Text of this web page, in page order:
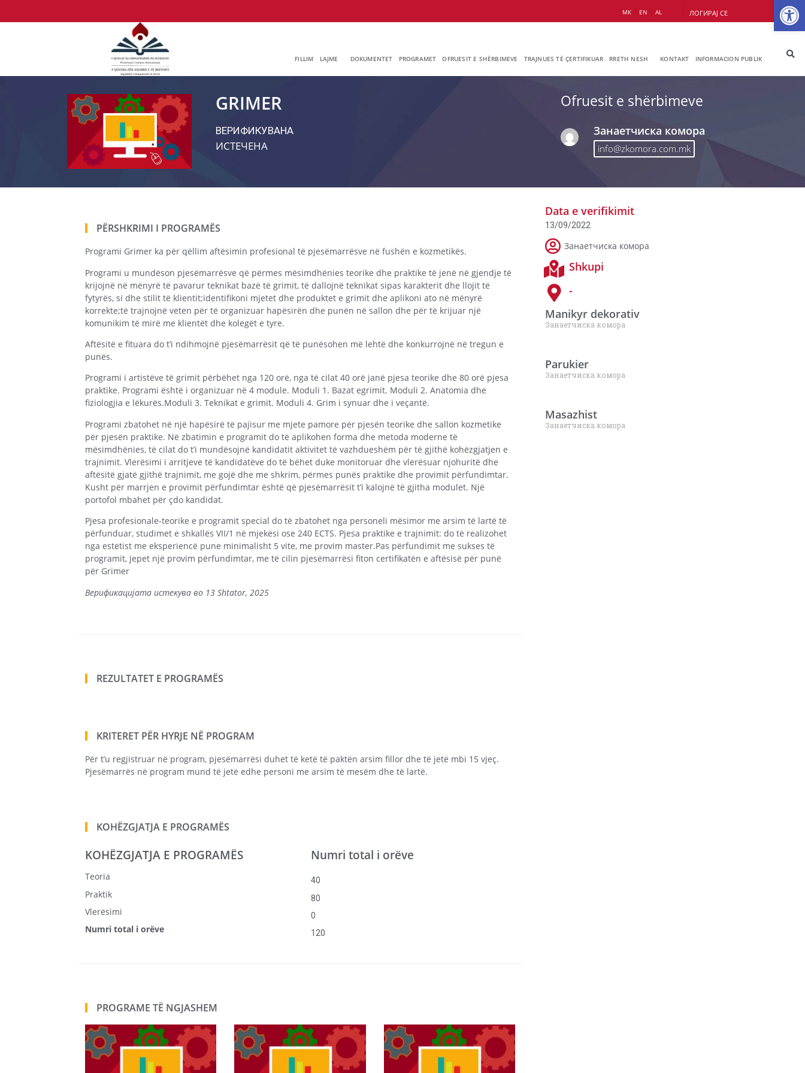
МК EN AL ЛОГИРАЈ СЕ
FILLIM LAJME DOKUMENTET PROGRAMET OFRUESIT E SHËRBIMEVE TRAJNUES TË ÇERTIFIKUAR RRETH NESH KONTAKT INFORMACION PUBLIK
GRIMER
ВЕРИФИКУВАНА
ИСТЕЧЕНА
Ofruesit e shërbimeve
Занаетчиска комора
info@zkomora.com.mk
PËRSHKRIMI I PROGRAMËS
Programi Grimer ka për qëllim aftësimin profesional të pjesëmarrësve në fushën e kozmetikës.
Programi u mundëson pjesëmarrësve që përmes mësimdhënies teorike dhe praktike të jenë në gjendje të
krijojnë në mënyrë të pavarur teknikat bazë të grimit, të dallojnë teknikat sipas karakterit dhe llojit të
fytyrës, si dhe stilit të klientit;identifikoni mjetet dhe produktet e grimit dhe aplikoni ato në mënyrë
korrekte;të trajnojnë veten për të organizuar hapësirën dhe punën në sallon dhe për të krijuar një
komunikim të mirë me klientët dhe kolegët e tyre.
Aftësitë e fituara do t’i ndihmojnë pjesëmarrësit që të punësohen më lehtë dhe konkurrojnë në tregun e
punës.
Programi i artistëve të grimit përbëhet nga 120 orë, nga të cilat 40 orë janë pjesa teorike dhe 80 orë pjesa
praktike. Programi është i organizuar në 4 module. Moduli 1. Bazat egrimit. Moduli 2. Anatomia dhe
fiziologjia e lëkurës.Moduli 3. Teknikat e grimit. Moduli 4. Grim i synuar dhe i veçantë.
Programi zbatohet në një hapësirë ​​të pajisur me mjete pamore për pjesën teorike dhe sallon kozmetike
për pjesën praktike. Në zbatimin e programit do të aplikohen forma dhe metoda moderne të
mësimdhënies, të cilat do t’i mundësojnë kandidatit aktivitet të vazhdueshëm për të gjithë kohëzgjatjen e
trajnimit. Vlerësimi i arritjeve të kandidatëve do të bëhet duke monitoruar dhe vlerësuar njohuritë dhe
aftësitë gjatë gjithë trajnimit, me gojë dhe me shkrim, përmes punës praktike dhe provimit përfundimtar.
Kusht për marrjen e provimit përfundimtar është që pjesëmarrësit t’i kalojnë të gjitha modulet. Një
portofol mbahet për çdo kandidat.
Pjesa profesionale-teorike e programit special do të zbatohet nga personeli mësimor me arsim të lartë të
përfunduar, studimet e shkallës VII/1 në mjekësi ose 240 ECTS. Pjesa praktike e trajnimit: do të realizohet
nga estetist me eksperiencë pune minimalisht 5 vite, me provim master.Pas përfundimit me sukses të
programit, jepet një provim përfundimtar, me të cilin pjesëmarrësi fiton certifikatën e aftësisë për punë
për Grimer
Верификацијата истекува во 13 Shtator, 2025
REZULTATET E PROGRAMËS
KRITERET PËR HYRJE NË PROGRAM
Për t’u regjistruar në program, pjesëmarrësi duhet të ketë të paktën arsim fillor dhe të jetë mbi 15 vjeç.
Pjesëmarrës në program mund të jetë edhe personi me arsim të mesëm dhe të lartë.
KOHËZGJATJA E PROGRAMËS
KOHËZGJATJA E PROGRAMËS
Teoria
Numri total i orëve
40
Praktik 80
Vlerësimi 0
Numri total i orëve 120
PROGRAME TË NGJASHEM
Data e verifikimit
13/09/2022
Занаетчиска комора
Shkupi
-
Manikyr dekorativ
Занаетчиска комора
Parukier
Занаетчиска комора
Masazhist
Занаетчиска комора